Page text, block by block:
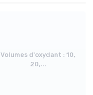
Volumes d'oxydant : 10,
20,...